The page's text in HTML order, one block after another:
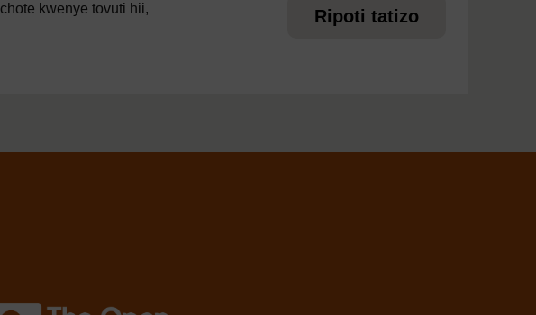
kwenye tovuti hii,
Ripoti tatizo